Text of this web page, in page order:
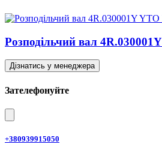
Розподільчий вал
Дізнатись у менеджера
Зателефонуйте
+380939915050